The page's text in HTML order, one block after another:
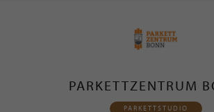
PARKETTZENTRUM
PARKETTSTUDIO